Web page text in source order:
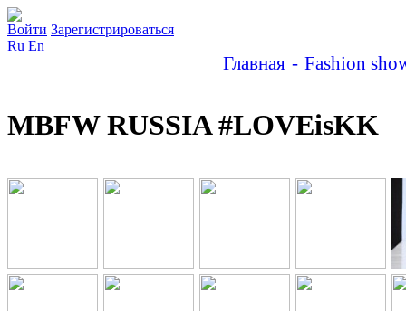
Войти Зарегистрироваться
Ru En
Главная Fashion
MBFW RUSSIA #LOVEisKK